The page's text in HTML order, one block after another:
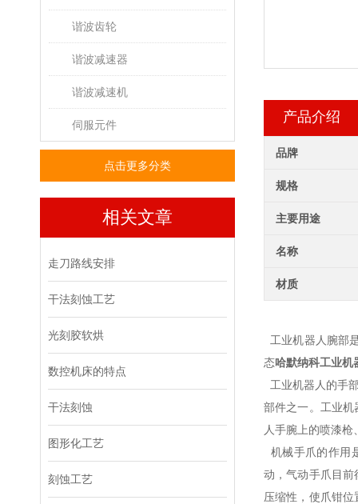
谐波齿轮
谐波减速器
谐波减速机
伺服元件
点击更多分类
相关文章
走刀路线安排
干法刻蚀工艺
光刻胶软烘
数控机床的特点
干法刻蚀
图形化工艺
刻蚀工艺
产品介绍
品牌
规格
主要用途
名称
材质
工业机器人腕部
态哈默纳科工业机
工业机器人的手
部件之一。工业
人手腕上的喷漆
机械手爪的作用
动，气动手爪目
压缩性，使爪钳